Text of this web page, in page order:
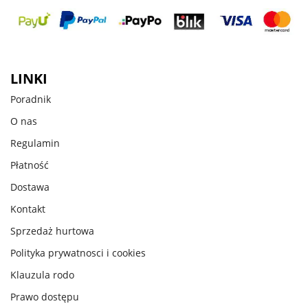
LINKI
Poradnik
O nas
Regulamin
Płatność
Dostawa
Kontakt
Sprzedaż hurtowa
Polityka prywatnosci i cookies
Klauzula rodo
Prawo dostępu